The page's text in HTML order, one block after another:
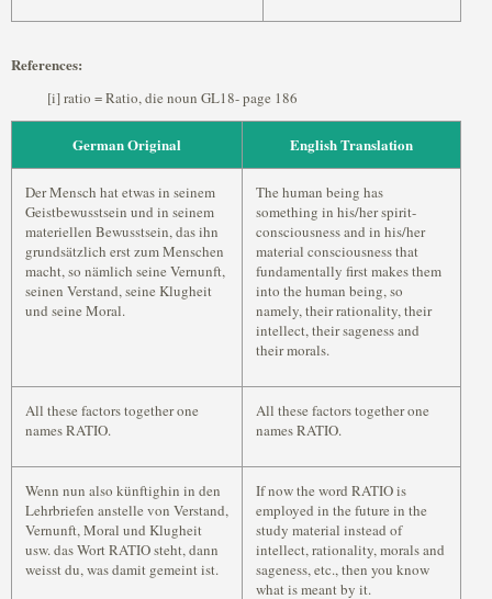
References:
[i] ratio = Ratio, die noun GL18- page 186
German Original English Translation
Der Mensch hat etwas in seinem
Geistbewusstsein und in seinem
materiellen Bewusstsein, das ihn
grundsätzlich erst zum Menschen
macht, so nämlich seine Vernunft,
seinen Verstand, seine Klugheit
und seine Moral.
The human being has
something in his/her spirit-
consciousness and in his/her
material consciousness that
fundamentally first makes them
into the human being, so
namely, their rationality, their
intellect, their sageness and
their morals.
All these factors together one
names RATIO.
All these factors together one
names RATIO.
Wenn nun also künftighin in den
Lehrbriefen anstelle von Verstand,
Vernunft, Moral und Klugheit
usw. das Wort RATIO steht, dann
weisst du, was damit gemeint ist.
If now the word RATIO is
employed in the future in the
study material instead of
intellect, rationality, morals and
sageness, etc., then you know
what is meant by it.